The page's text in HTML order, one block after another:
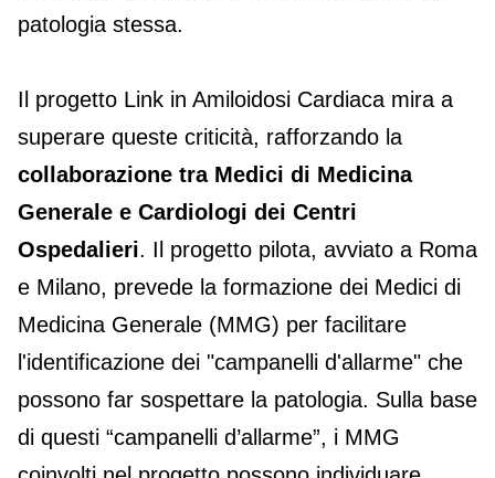
patologia stessa.
Il progetto Link in Amiloidosi Cardiaca mira a
superare queste criticità, rafforzando la
collaborazione tra Medici di Medicina
Generale e Cardiologi dei Centri
Ospedalieri. Il progetto pilota, avviato a Roma
e Milano, prevede la formazione dei Medici di
Medicina Generale (MMG) per facilitare
l'identificazione dei "campanelli d'allarme" che
possono far sospettare la patologia. Sulla base
di questi “campanelli d’allarme”, i MMG